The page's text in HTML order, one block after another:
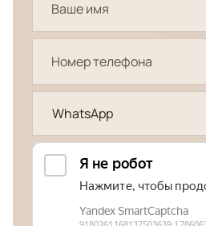
WhatsApp